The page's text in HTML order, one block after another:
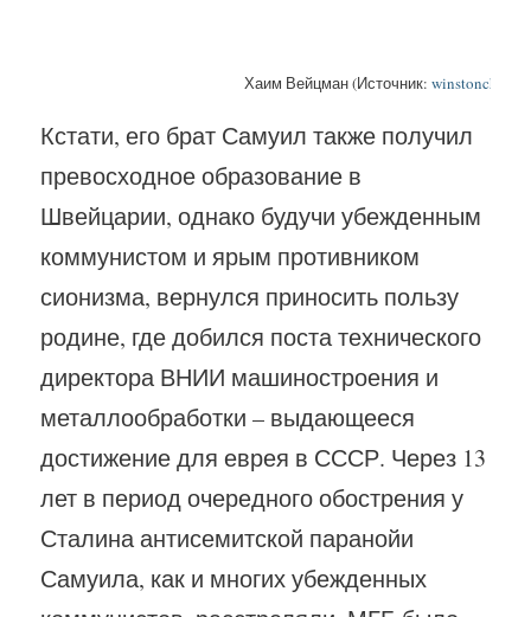
Хаим Вейцман (Источник:
Кстати, его брат Самуил также получил
превосходное образование в
Швейцарии, однако будучи убежденным
коммунистом и ярым противником
сионизма, вернулся приносить пользу
родине, где добился поста технического
директора ВНИИ машиностроения и
металлообработки – выдающееся
достижение для еврея в СССР. Через 13
лет в период очередного обострения у
Сталина антисемитской паранойи
Самуила, как и многих убежденных